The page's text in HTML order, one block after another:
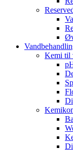
Kemi til